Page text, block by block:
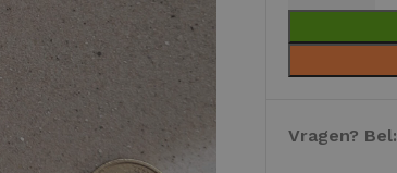
Vragen? Bel: